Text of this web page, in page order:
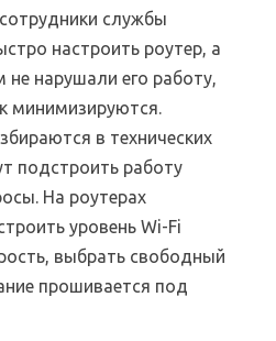
службы
настроить роутер, а
нарушали его работу,
минимизируются.
в технических
подстроить работу
На роутерах
уровень Wi-Fi
выбрать свободный
прошивается под